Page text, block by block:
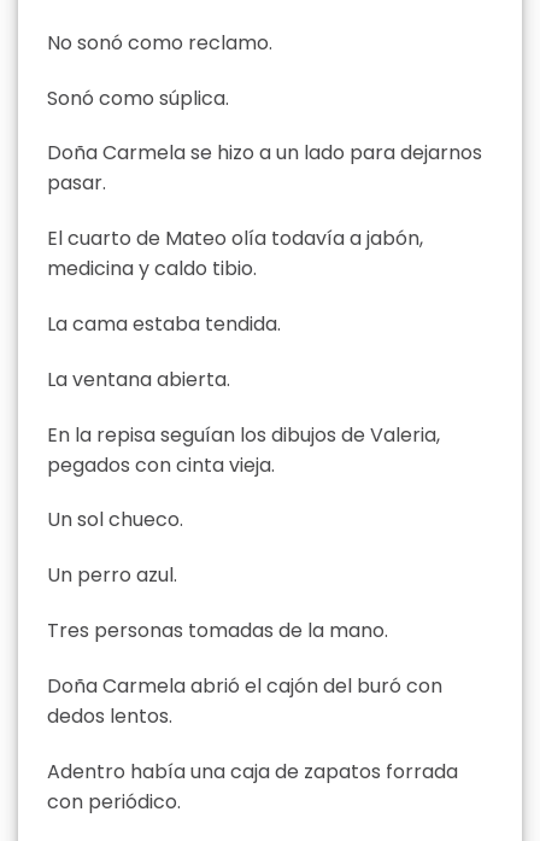
No sonó como reclamo.
Sonó como súplica.
Doña Carmela se hizo a un lado para dejarnos
pasar.
El cuarto de Mateo olía todavía a jabón,
medicina y caldo tibio.
La cama estaba tendida.
La ventana abierta.
En la repisa seguían los dibujos de Valeria,
pegados con cinta vieja.
Un sol chueco.
Un perro azul.
Tres personas tomadas de la mano.
Doña Carmela abrió el cajón del buró con
dedos lentos.
Adentro había una caja de zapatos forrada
con periódico.